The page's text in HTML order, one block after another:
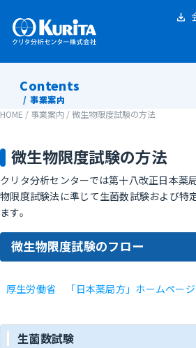
content
Contents
事業案内
HOME / 事業案内 /微生物限度試験の方法
微生物限度試験の方法
クリタ分析センターでは第十八改正日本薬
物限度試験法に準じて生菌数試験および特
ます。
微生物限度試験のフロー
厚生労働省 「日本薬局方」ホームペー
生菌数試験